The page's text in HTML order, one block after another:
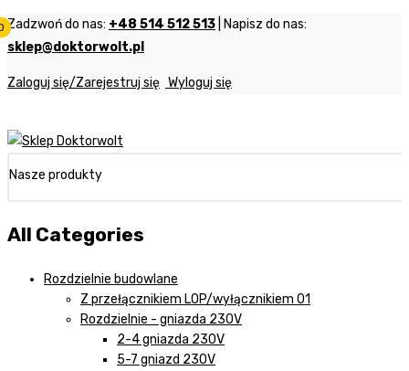
Zadzwoń do nas: +48 514 512 513 | Napisz do nas:
sklep@doktorwolt.pl
Zaloguj się/Zarejestruj się Wyloguj się
Nasze produkty
All Categories
Rozdzielnie budowlane
Z przełącznikiem LOP/wyłącznikiem 01
Rozdzielnie - gniazda 230V
2-4 gniazda 230V
5-7 gniazd 230V